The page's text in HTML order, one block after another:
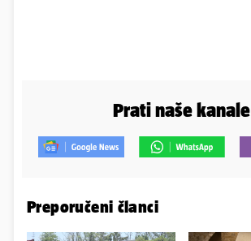
Prati naše kanale
Preporučeni članci